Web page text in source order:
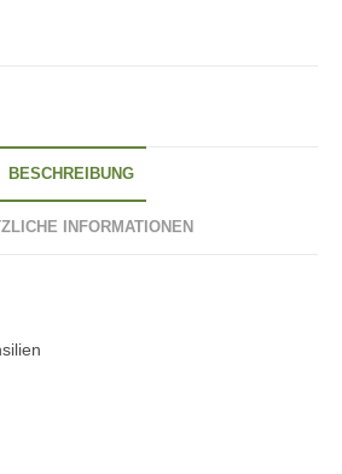
BESCHREIBUNG
INFORMATIONEN